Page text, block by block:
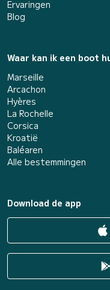
Ervaringen
Blog
Waar kan ik een boot
Marseille
Arcachon
Hyères
La Rochelle
Corsica
Kroatië
Baléaren
Alle bestemmingen
Download de app